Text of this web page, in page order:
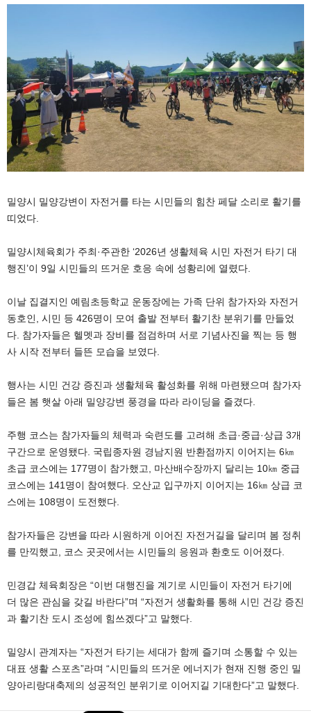
밀양시 밀양강변이 자전거를 타는 시민들의 힘찬 페달 소리로 활기를
띠었다.
밀양시체육회가 주최·주관한 ‘2026년 생활체육 시민 자전거 타기 대
행진’이 9일 시민들의 뜨거운 호응 속에 성황리에 열렸다.
이날 집결지인 예림초등학교 운동장에는 가족 단위 참가자와 자전거
동호인, 시민 등 426명이 모여 출발 전부터 활기찬 분위기를 만들었
다. 참가자들은 헬멧과 장비를 점검하며 서로 기념사진을 찍는 등 행
사 시작 전부터 들뜬 모습을 보였다.
행사는 시민 건강 증진과 생활체육 활성화를 위해 마련됐으며 참가자
들은 봄 햇살 아래 밀양강변 풍경을 따라 라이딩을 즐겼다.
주행 코스는 참가자들의 체력과 숙련도를 고려해 초급·중급·상급 3개
구간으로 운영됐다. 국립종자원 경남지원 반환점까지 이어지는 6㎞
초급 코스에는 177명이 참가했고, 마산배수장까지 달리는 10㎞ 중급
코스에는 141명이 참여했다. 오산교 입구까지 이어지는 16㎞ 상급 코
스에는 108명이 도전했다.
참가자들은 강변을 따라 시원하게 이어진 자전거길을 달리며 봄 정취
를 만끽했고, 코스 곳곳에서는 시민들의 응원과 환호도 이어졌다.
민경갑 체육회장은 “이번 대행진을 계기로 시민들이 자전거 타기에
더 많은 관심을 갖길 바란다”며 “자전거 생활화를 통해 시민 건강 증진
과 활기찬 도시 조성에 힘쓰겠다”고 말했다.
밀양시 관계자는 “자전거 타기는 세대가 함께 즐기며 소통할 수 있는
대표 생활 스포츠”라며 “시민들의 뜨거운 에너지가 현재 진행 중인 밀
양아리랑대축제의 성공적인 분위기로 이어지길 기대한다”고 말했다.